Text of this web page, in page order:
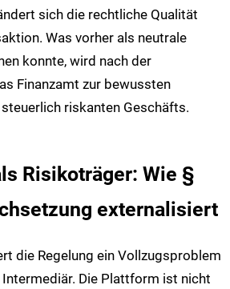
sich die rechtliche Qualität
Was vorher als neutrale
konnte, wird nach der
Finanzamt zur bewussten
riskanten Geschäfts.
Risikoträger: Wie §
externalisiert
die Regelung ein Vollzugsproblem
Die Plattform ist nicht